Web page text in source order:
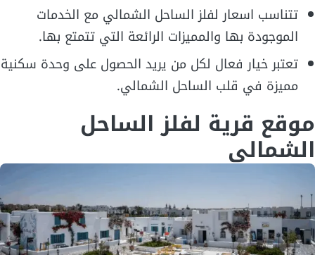
تتناسب اسعار لفلز الساحل الشمالي مع الخدمات
الموجودة بها والمميزات الرائعة التي تتمتع بها.
تعتبر خيار فعال لكل من يريد الحصول على وحدة سكنية
مميزة في قلب الساحل الشمالي.
موقع قرية لفلز الساحل
الشمالي